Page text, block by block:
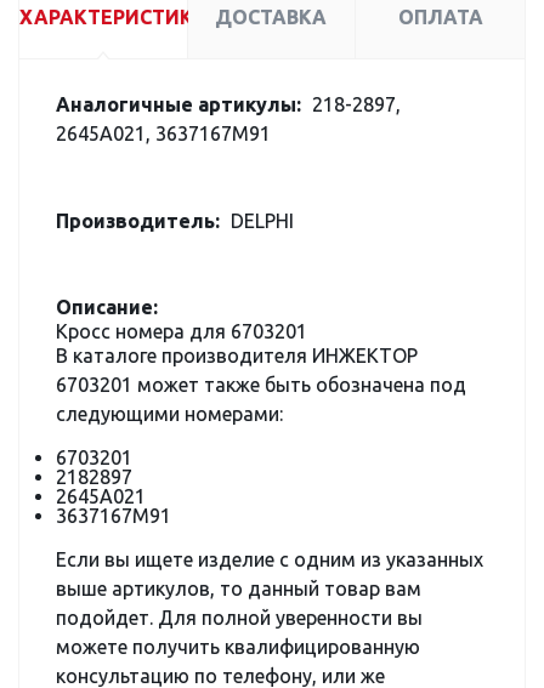
ХАРАКТЕРИСТИКИ ДОСТАВКА ОПЛАТА
Аналогичные артикулы: 218-2897,
2645A021, 3637167M91
Производитель: DELPHI
Описание:
Кросс номера для 6703201
В каталоге производителя ИНЖЕКТОР
6703201 может также быть обозначена под
следующими номерами:
6703201
2182897
2645A021
3637167M91
Если вы ищете изделие с одним из указанных
выше артикулов, то данный товар вам
подойдет. Для полной уверенности вы
можете получить квалифицированную
консультацию по телефону, или же